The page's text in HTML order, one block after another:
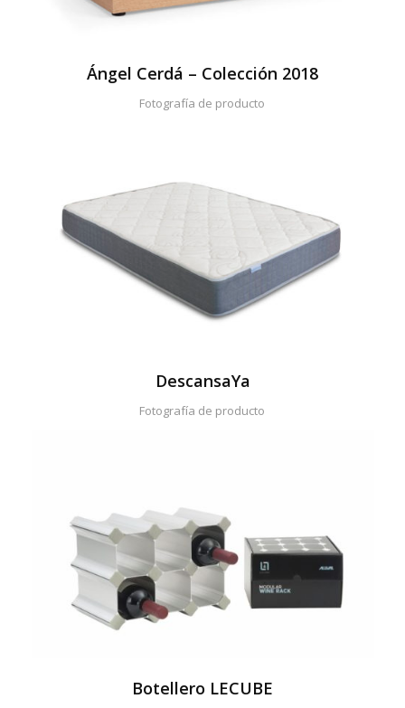
Ángel Cerdá – Colección 2018
Fotografía de producto
DescansaYa
Fotografía de producto
Botellero LECUBE